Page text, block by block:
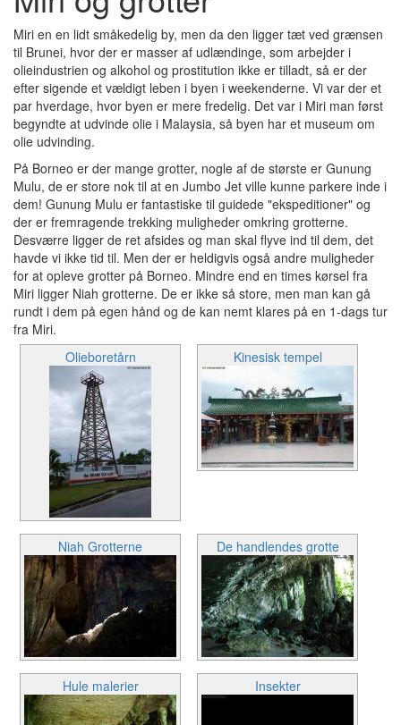
Miri en en lidt småkedelig by, men da den ligger tæt ved grænsen
til Brunei, hvor der er masser af udlændinge, som arbejder i
olieindustrien og alkohol og prostitution ikke er tilladt, så er der
efter sigende et vældigt leben i byen i weekenderne. Vi var der et
par hverdage, hvor byen er mere fredelig. Det var i Miri man først
begyndte at udvinde olie i Malaysia, så byen har et museum om
olie udvinding.
På Borneo er der mange grotter, nogle af de største er Gunung
Mulu, de er store nok til at en Jumbo Jet ville kunne parkere inde i
dem! Gunung Mulu er fantastiske til guidede "ekspeditioner" og
der er fremragende trekking muligheder omkring grotterne.
Desværre ligger de ret afsides og man skal flyve ind til dem, det
havde vi ikke tid til. Men der er heldigvis også andre muligheder
for at opleve grotter på Borneo. Mindre end en times kørsel fra
Miri ligger Niah grotterne. De er ikke så store, men man kan gå
rundt i dem på egen hånd og de kan nemt klares på en 1-dags tur
fra Miri.
Olieboretårn
Kinesisk tempel
Niah Grotterne De handlendes grotte
Hule malerier Insekter